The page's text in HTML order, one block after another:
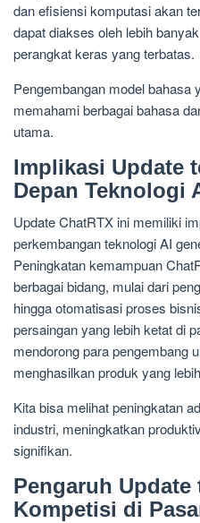
dan efisiensi komputasi akan
dapat diakses oleh lebih
perangkat keras yang terbatas.
Pengembangan model bahasa
memahami berbagai bahasa
utama.
Implikasi Update
Depan Teknologi
Update ChatRTX ini memiliki
perkembangan teknologi AI
Peningkatan kemampuan
berbagai bidang, mulai dari
hingga otomatisasi proses
persaingan yang lebih ketat di
mendorong para pengembang
menghasilkan produk yang
Kita bisa melihat peningkatan
industri, meningkatkan
signifikan.
Pengaruh Update
Kompetisi di